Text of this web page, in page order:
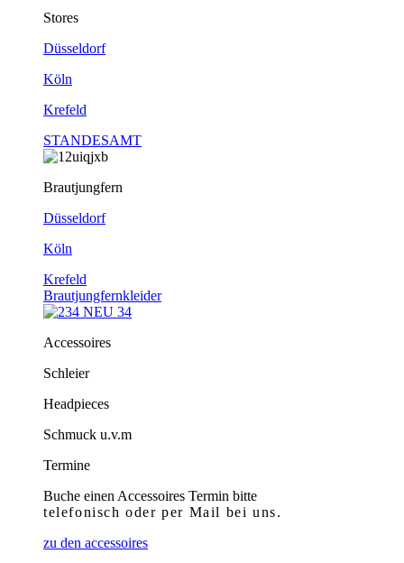
Stores
Düsseldorf
Köln
Krefeld
STANDESAMT
Brautjungfern
Düsseldorf
Köln
Krefeld
Brautjungfernkleider
Accessoires
Schleier
Headpieces
Schmuck u.v.m
Termine
Buche einen Accessoires Termin bitte
telefonischoder per Mail bei uns.
zu den accessoires